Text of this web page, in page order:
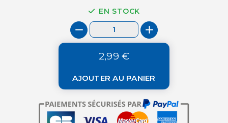
EN STOCK
2,99 €
AJOUTER AU PANIER